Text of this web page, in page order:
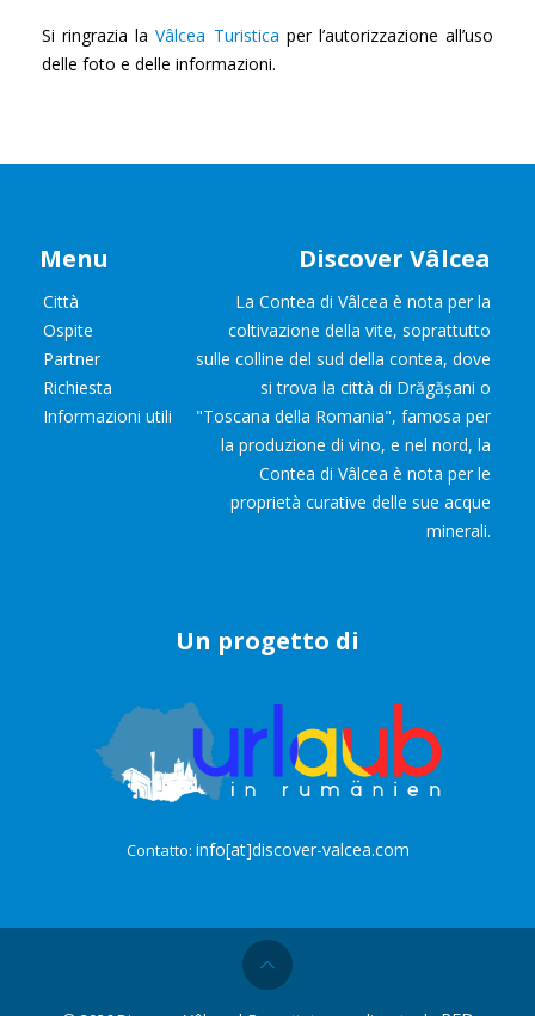
Si ringrazia laVâlcea Turistica per l’autorizzazione all’uso
delle foto e delle informazioni.
Menu
Città
Ospite
Partner
Richiesta
Informazioni utili
Discover Vâlcea
La Contea di Vâlcea è nota per la
coltivazione della vite, soprattutto
sulle colline del sud della contea, dove
si trova la città di Drăgășani o
"Toscana della Romania", famosa per
la produzione di vino, e nel nord, la
Contea di Vâlcea è nota per le
proprietà curative delle sue acque
minerali.
Un progetto di
Contatto: info[at]discover-valcea.com